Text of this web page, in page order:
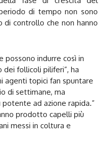
di tempo non sono
controllo che non hanno
possono indurre così in
follicoli piliferi”, ha
agenti topici fan spuntare
di settimane, ma
ad azione rapida.”
prodotto capelli più
messi in coltura e